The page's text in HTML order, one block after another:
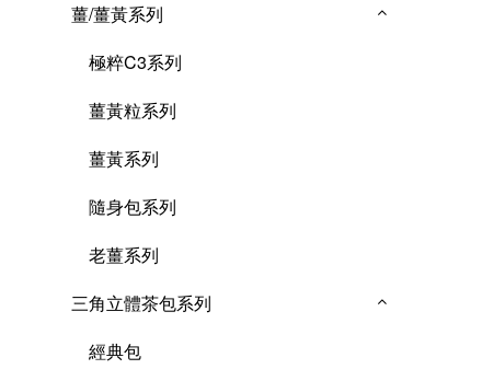
薑/薑黃系列
極粹C3系列
薑黃粒系列
薑黃系列
隨身包系列
老薑系列
三角立體茶包系列
經典包